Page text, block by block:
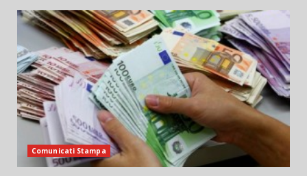
Comunicati Stampa